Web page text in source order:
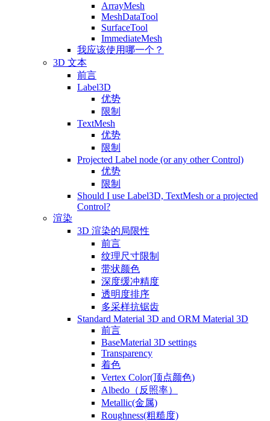
ArrayMesh
MeshDataTool
SurfaceTool
ImmediateMesh
我应该使用哪一个？
3D 文本
前言
Label3D
优势
限制
TextMesh
优势
限制
Projected Label node (or any other Control)
优势
限制
Should I use Label3D, TextMesh or a projected
Control?
渲染
3D 渲染的局限性
前言
纹理尺寸限制
带状颜色
深度缓冲精度
透明度排序
多采样抗锯齿
Standard Material 3D and ORM Material 3D
前言
BaseMaterial 3D settings
Transparency
着色
Vertex Color(顶点颜色)
Albedo（反照率）
Metallic(金属)
Roughness(粗糙度)